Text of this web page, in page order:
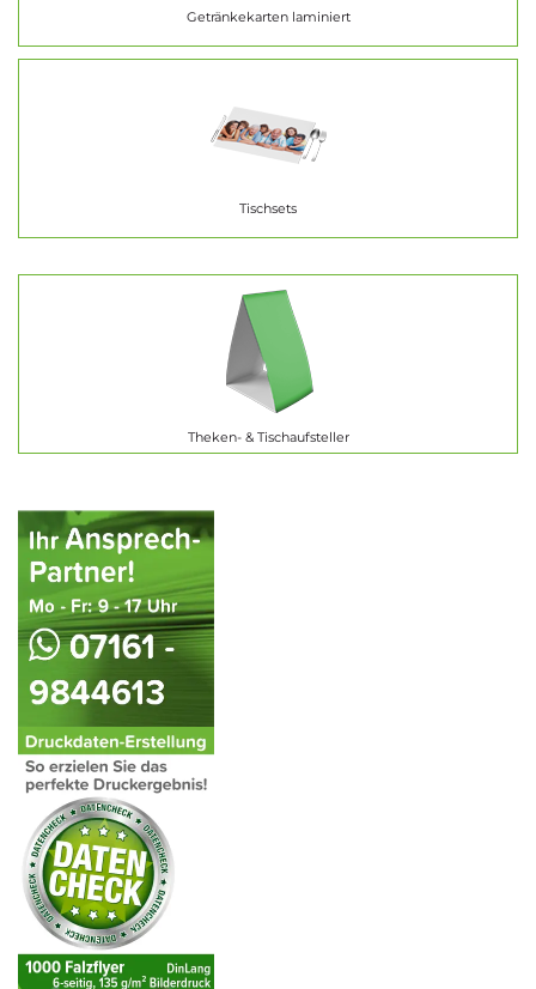
Getränkekarten laminiert
Tischsets
Theken- & Tischaufsteller